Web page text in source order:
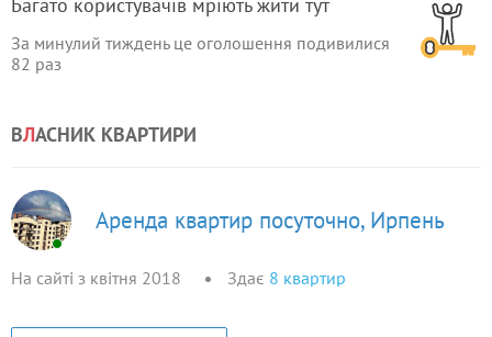
За минулий тиждень це оголошення подивилися
82 раз
ВЛАСНИК КВАРТИРИ
Аренда квартир посуточно, Ирпень
На сайті з квітня 2018 Здає 8 квартир